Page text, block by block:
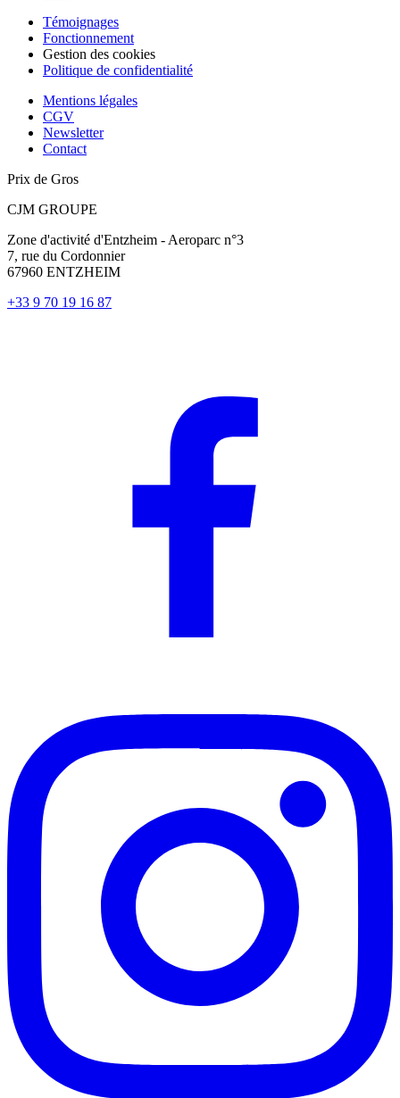
Témoignages
Fonctionnement
Gestion des cookies
Politique de confidentialité
Mentions légales
CGV
Newsletter
Contact
Prix de Gros
CJM GROUPE
Zone d'activité d'Entzheim - Aeroparc n°3
7, rue du Cordonnier
67960 ENTZHEIM
+33 9 70 19 16 87